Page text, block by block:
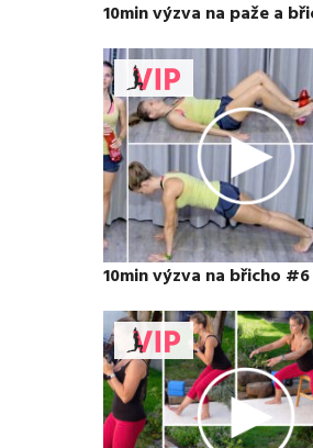
10min výzva na paže a
10min výzva na břicho #6